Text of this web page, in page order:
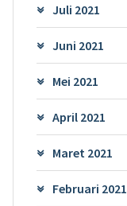
Juli 2021
Juni 2021
Mei 2021
April 2021
Maret 2021
Februari 2021